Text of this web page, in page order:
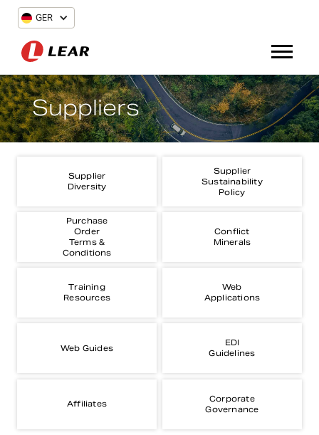
GER
Suppliers
Supplier
Diversity
Supplier
Sustainability
Policy
Purchase
Order
Terms &
Conditions
Conflict
Minerals
Training
Resources
Web
Applications
Web Guides
EDI
Guidelines
Affiliates
Corporate
Governance